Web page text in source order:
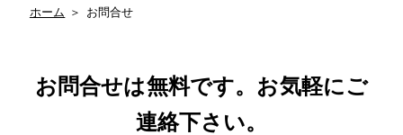
ホーム お問合せ
お問合せは無料です。お気軽にご
連絡下さい。